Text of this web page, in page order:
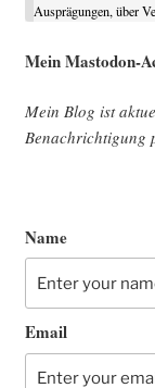
Ausprägungen, über
Mein Mast­o­don-
Mein Blog ist
Benach­rich­ti­gung
Name
Email